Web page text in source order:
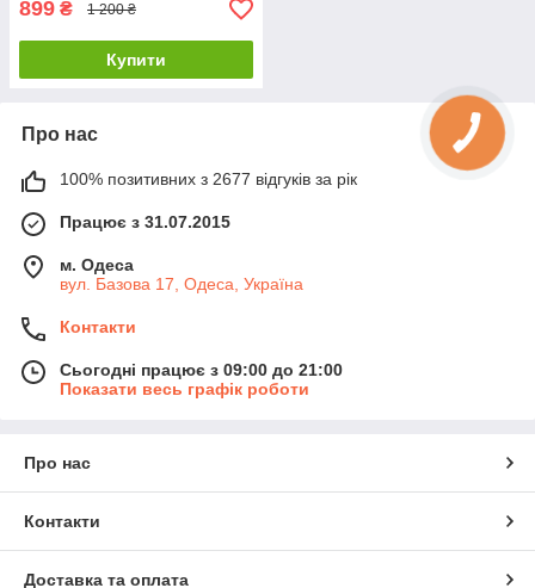
899 ₴ 1 200 ₴
Купити
Про нас
100% позитивних з 2677 відгуків за рік
Працює з 31.07.2015
м. Одеса
вул. Базова 17, Одеса, Україна
Контакти
Сьогодні працює з 09:00 до 21:00
Показати весь графік роботи
Про нас
Контакти
Доставка та оплата